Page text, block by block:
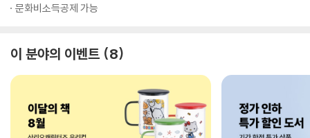
문화비소득공제 가능
이 분야의 이벤트 8